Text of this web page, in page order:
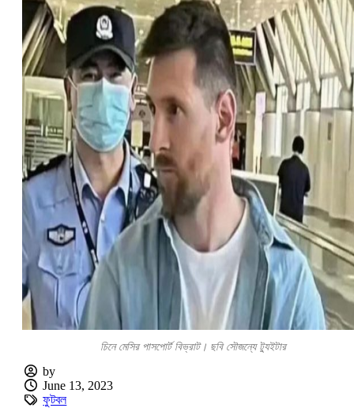
চিনে মেসির পাসপোর্ট বিভ্রাট। ছবি সৌজন্যে ট্যুইটার
by
June 13, 2023
ফুটবল